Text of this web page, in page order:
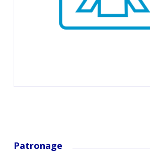
Patronage